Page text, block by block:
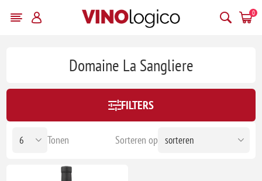
0
Domaine La Sangliere
FILTERS
Sorteren op
Tonen